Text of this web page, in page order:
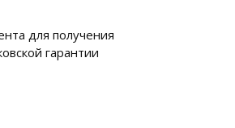
для получения
гарантии